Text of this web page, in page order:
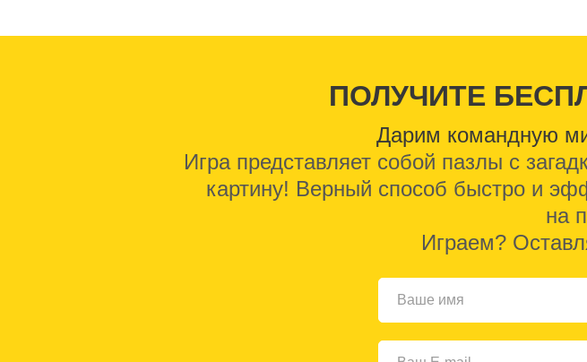
Дарим командную
Игра представляет собой пазлы с
картину! Верный способ быстро и
на
Играем?
ПОЛУЧИТЕ